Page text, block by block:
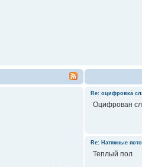
Re: оцифровка
Оцифрован
Re: Натяжные
Теплый пол